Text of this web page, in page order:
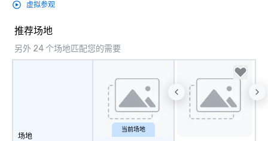
虚拟参观
推荐场地
另外 24 个场地匹配您的需要
场地
当前场地